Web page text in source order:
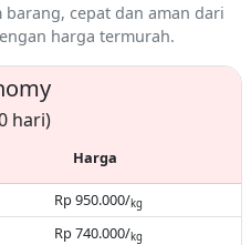
cepat dan aman dari
harga termurah.
hari)
Harga
Rp 950.000/kg
Rp 740.000/kg